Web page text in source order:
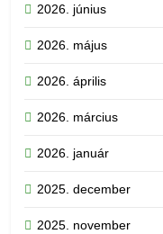
2026. június
2026. május
2026. április
2026. március
2026. január
2025. december
2025. november